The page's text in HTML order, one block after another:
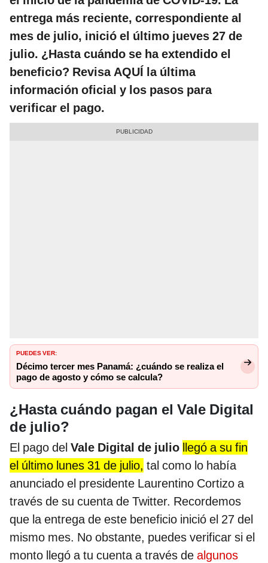
entrega más reciente, correspondiente al
mes de julio, inició el último jueves 27 de
julio. ¿Hasta cuándo se ha extendido el
beneficio? Revisa AQUÍ la última
información oficial y los pasos para
verificar el pago.
PUEDES VER:
Décimo tercer mes Panamá: ¿cuándo se realiza el
pago de agosto y cómo se calcula?
¿Hasta cuándo pagan el Vale Digital
de julio?
El pago del Vale Digital de julio llegó a su fin
el último lunes 31 de julio, tal como lo había
anunciado el presidente Laurentino Cortizo a
través de su cuenta de Twitter. Recordemos
que la entrega de este beneficio inició el 27 del
mismo mes. No obstante, puedes verificar si el
monto llegó a tu cuenta a través de algunos